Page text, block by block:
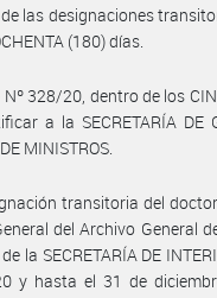
las designaciones
(180) días.
328/20, dentro de los
a la SECRETARÍA DE
MINISTROS.
transitoria del
del Archivo General
la SECRETARÍA DE
y hasta el 31 de